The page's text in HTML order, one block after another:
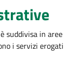
suddivisa in aree
i servizi erogati